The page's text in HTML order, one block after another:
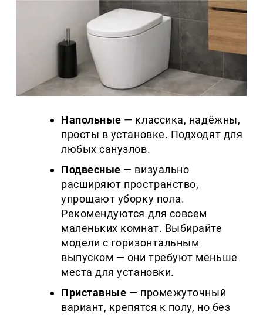
Напольные — классика, надёжны,
просты в установке. Подходят для
любых санузлов.
Подвесные — визуально
расширяют пространство,
упрощают уборку пола.
Рекомендуются для совсем
маленьких комнат. Выбирайте
модели с горизонтальным
выпуском — они требуют меньше
места для установки.
Приставные — промежуточный
вариант, крепятся к полу, но без